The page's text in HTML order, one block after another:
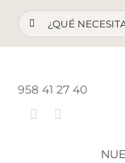
contenido
Buscar:
958 41 27 40